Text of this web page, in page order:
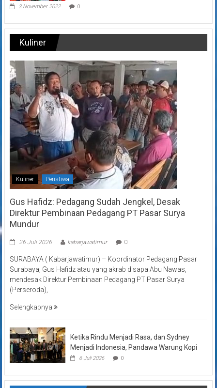
3 November 2022 0
Kuliner
Kuliner Peristiwa
Gus Hafidz: Pedagang Sudah Jengkel, Desak
Direktur Pembinaan Pedagang PT Pasar Surya
Mundur
26 Juli 2026 kabarjawatimur 0
SURABAYA ( Kabarjawatimur) – Koordinator Pedagang Pasar
Surabaya, Gus Hafidz atau yang akrab disapa Abu Nawas,
mendesak Direktur Pembinaan Pedagang PT Pasar Surya
(Perseroda),
Selengkapnya
Ketika Rindu Menjadi Rasa, dan Sydney
Menjadi Indonesia, Pandawa Warung Kopi
6 Juli 2026 0